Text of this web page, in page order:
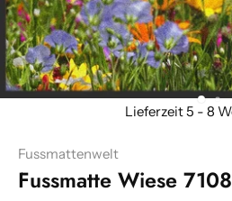
Fussmattenwelt
Fussmatte Wiese 7108